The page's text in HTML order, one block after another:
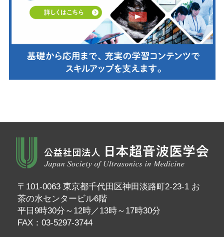
〒101-0063 東京都千代田区神田淡路町2-23-1 お
茶の水センタービル6階
平日9時30分～12時／13時～17時30分
FAX：03-5297-3744